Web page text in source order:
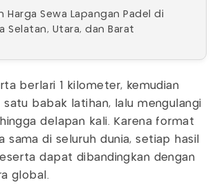
Harga Sewa Lapangan Padel di
Selatan, Utara, dan Barat
berlari 1 kilometer, kemudian
satu babak latihan, lalu mengulangi
delapan kali. Karena format
sama di seluruh dunia, setiap hasil
dapat dibandingkan dengan
global.